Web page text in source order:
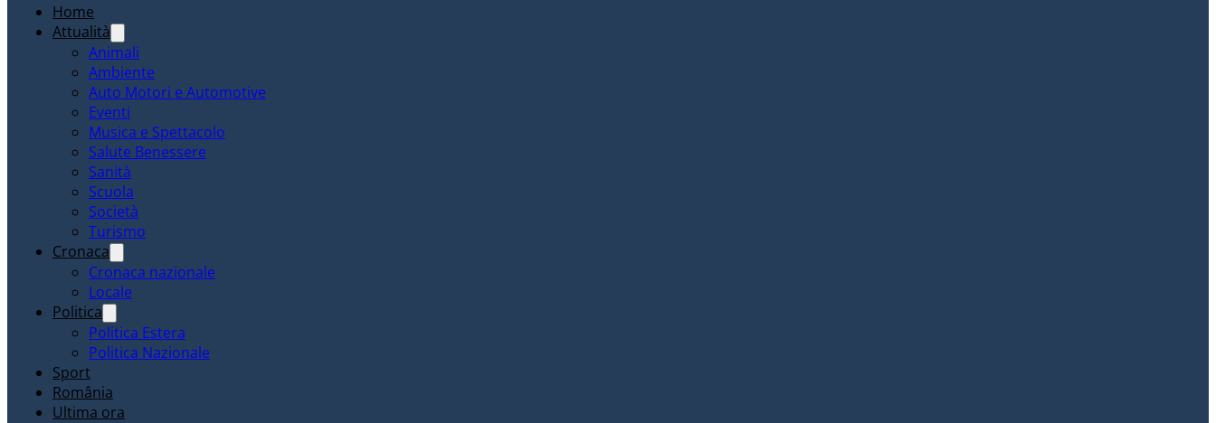
Home
Attualità
Animali
Ambiente
Auto Motori e Automotive
Eventi
Musica e Spettacolo
Salute Benessere
Sanità
Scuola
Società
Turismo
Cronaca
Cronaca nazionale
Locale
Politica
Politica Estera
Politica Nazionale
Sport
România
Ultima ora